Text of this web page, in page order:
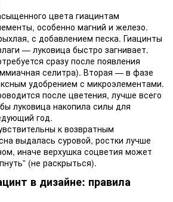
цвета гиацинтам
особенно магний и железо.
с добавлением песка. Гиацинты
— луковица быстро загнивает.
сразу после появления
селитра). Вторая — в фазе
удобрением с микроэлементами.
после цветения, лучше всего
луковица накопила силы для
год.
к возвратным
выдалась суровой, ростки лучше
иначе верхушка соцветия может
(не раскрыться).
в дизайне: правила